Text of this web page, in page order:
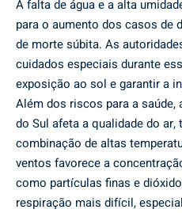
A falta de água e a alta
para o aumento dos casos de
de morte súbita. As
cuidados especiais durante
exposição ao sol e garantir a
Além dos riscos para a saúde,
do Sul afeta a qualidade do
combinação de altas
ventos favorece a
como partículas finas e
respiração mais difícil,